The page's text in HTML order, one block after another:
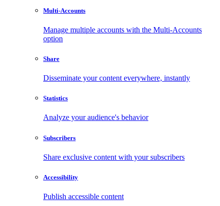
Multi-Accounts
Manage multiple accounts with the Multi-Accounts
option
Share
Disseminate your content everywhere, instantly
Statistics
Analyze your audience's behavior
Subscribers
Share exclusive content with your subscribers
Accessibility
Publish accessible content